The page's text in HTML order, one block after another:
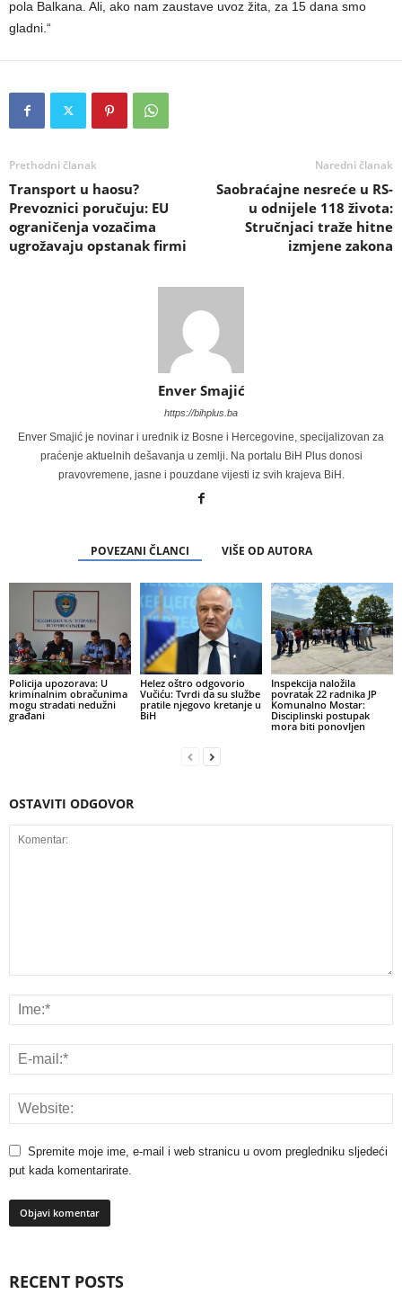
pola Balkana. Ali, ako nam zaustave uvoz žita, za 15 dana smo
gladni.“
Prethodni članak
Transport u haosu?
Prevoznici poručuju: EU
ograničenja vozačima
ugrožavaju opstanak firmi
Naredni članak
Saobraćajne nesreće u RS-
u odnijele 118 života:
Stručnjaci traže hitne
izmjene zakona
Enver Smajić
https://bihplus.ba
Enver Smajić je novinar i urednik iz Bosne i Hercegovine, specijalizovan za
praćenje aktuelnih dešavanja u zemlji. Na portalu BiH Plus donosi
pravovremene, jasne i pouzdane vijesti iz svih krajeva BiH.
POVEZANI ČLANCI VIŠE OD AUTORA
Policija upozorava: U
kriminalnim obračunima
mogu stradati nedužni
građani
Helez oštro odgovorio
Vučiću: Tvrdi da su službe
pratile njegovo kretanje u
BiH
Inspekcija naložila
povratak 22 radnika JP
Komunalno Mostar:
Disciplinski postupak
mora biti ponovljen
OSTAVITI ODGOVOR
Spremite moje ime, e-mail i web stranicu u ovom pregledniku sljedeći
put kada komentarirate.
RECENT POSTS